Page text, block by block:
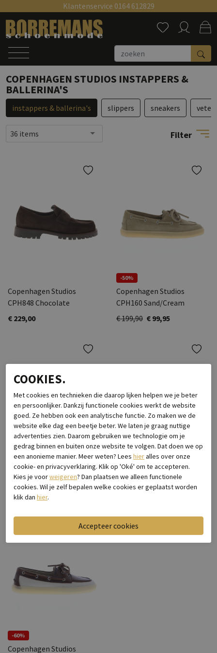
Klantenservice 0164 612829 Zoeken
COPENHAGEN STUDIOS INSTAPPERS &
BALLERINA'S
Filter
instappers & ballerina's slippers sneakers
36 items
Copenhagen Studios
CPH848 Chocolate
€ 229,00
-50%
Copenhagen Studios
CPH160 Sand/Cream
€ 199,90 € 99,95
-50%
Copenhagen Studios
CPH160 Snake Cream
€ 199,90 € 99,95
-60%
Copenhagen Studios
CPH204 Milk
-60%
Copenhagen Studios
COOKIES.
Met cookies en technieken die daarop lijken helpen we je beter
en persoonlijker. Dankzij functionele cookies werkt de website
goed. Ze hebben ook een analytische functie. Zo maken we de
website elke dag een beetje beter. We laten je graag nuttige
advertenties zien. Daarom gebruiken we technologie om je
gedrag binnen en buiten onze website te volgen. Dat doen we op
een anonieme manier. Meer weten? Lees hieralles over onze
cookie- en privacyverklaring. Klik op 'Oké' om te accepteren.
Kies je voorweigeren? Dan plaatsen we alleen functionele
cookies. Wil je zelf bepalen welke cookies er geplaatst worden
klik dan hier.